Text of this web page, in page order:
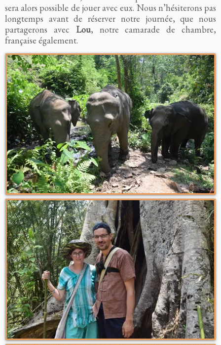
sera alors possible de jouer avec eux. Nous n’hésiterons pas
longtemps avant de réserver notre journée, que nous
partagerons avec Lou, notre camarade de chambre,
française également.